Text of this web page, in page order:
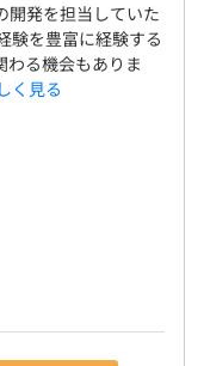
開発を担当していた
験を豊富に経験する
わる機会もありま
く見る